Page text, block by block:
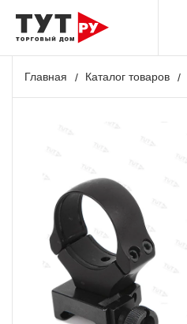
Главная Каталог товаров